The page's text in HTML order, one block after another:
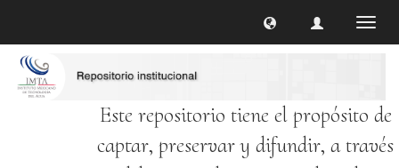
Este repositorio tiene el propósito de
captar, preservar y difundir, a través